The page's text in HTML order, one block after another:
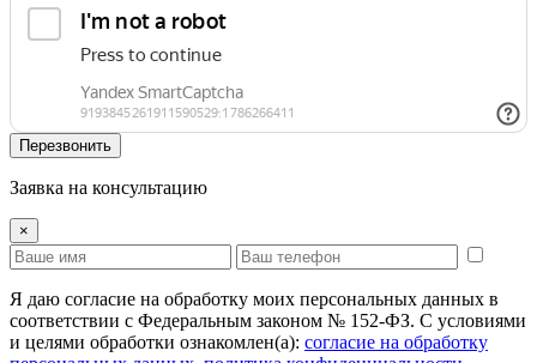
Перезвонить
Заявка на консультацию
×
Я даю согласие на обработку моих персональных данных в
соответствии с Федеральным законом № 152-ФЗ. С условиями
и целями обработки ознакомлен(а): cогласие на обработку